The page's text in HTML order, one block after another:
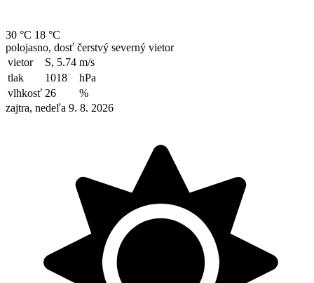
30 °C 18 °C
polojasno, dosť čerstvý severný vietor
vietor
S, 5.74 m/s
tlak
1018
hPa
vlhkosť 26
%
zajtra, nedeľa 9. 8. 2026